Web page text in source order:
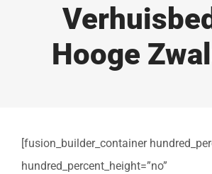
Hooge
[fusion_builder_container
hundred_percent_height=”no”